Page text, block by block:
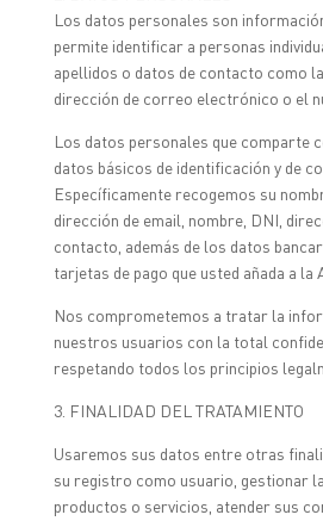
Los datos personales son
permite identificar a personas
apellidos o datos de contacto como
dirección de correo electrónico o el
Los datos personales que comparte
datos básicos de identificación y de
Específicamente recogemos su
dirección de email, nombre, DNI,
contacto, además de los datos
tarjetas de pago que usted añada a la
Nos comprometemos a tratar la
nuestros usuarios con la total
respetando todos los principios
3. FINALIDAD DEL TRATAMIENTO
Usaremos sus datos entre otras
su registro como usuario, gestionar
productos o servicios, atender sus